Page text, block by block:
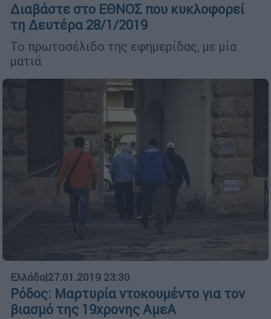
Διαβάστε στο ΕΘΝΟΣ που κυκλοφορεί
τη Δευτέρα 28/1/2019
Το πρωτοσέλιδο της εφημερίδας, με μία
ματιά
Ελλάδα|27.01.2019 23:30
Ρόδος: Μαρτυρία ντοκουμέντο για τον
βιασμό της 19χρονης ΑμεΑ